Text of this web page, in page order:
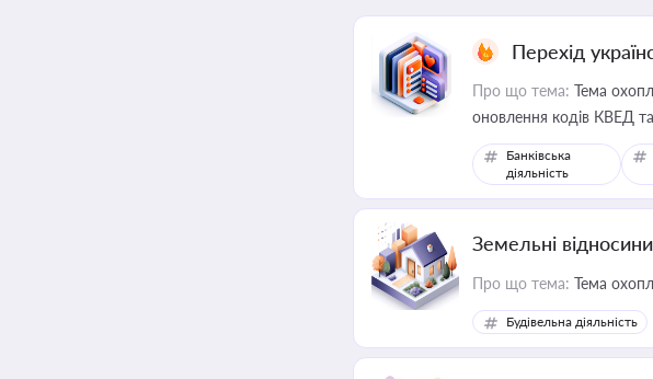
Перехід
Про що тема: Тема
оновлення кодів КВЕД
Банківська
діяльність
Земельні
Про що тема: Тема
Будівельна діяльність